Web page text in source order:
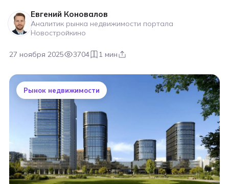
Евгений Коновалов
Аналитик рынка недвижимости портала
Новостройкино
27 ноября 2025 3704 1 мин
Рынок недвижимости